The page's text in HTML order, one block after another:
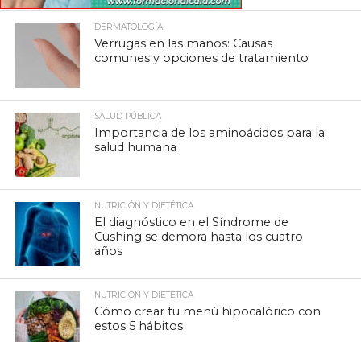
DERMATOLOGÍA
Verrugas en las manos: Causas
comunes y opciones de tratamiento
SALUD PÚBLICA
Importancia de los aminoácidos para la
salud humana
NUTRICIÓN Y DIETÉTICA
El diagnóstico en el Síndrome de
Cushing se demora hasta los cuatro
años
NUTRICIÓN Y DIETÉTICA
Cómo crear tu menú hipocalórico con
estos 5 hábitos